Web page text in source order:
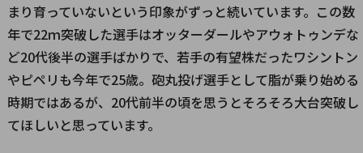
まり育っていないという印象がずっと続いています。この数
年で22ｍ突破した選手はオッターダールやアウォトゥンデな
ど20代後半の選手ばかりで、若手の有望株だったワシントン
やピペリも今年で25歳。砲丸投げ選手として脂が乗り始める
時期ではあるが、20代前半の頃を思うとそろそろ大台突破し
てほしいと思っています。